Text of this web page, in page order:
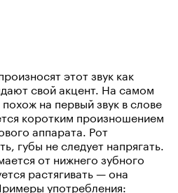
этот звук как
свой акцент. На самом
на первый звук в слове
коротким произношением
аппарата. Рот
губы не следует напрягать.
от нижнего зубного
растягивать — она
употребления: